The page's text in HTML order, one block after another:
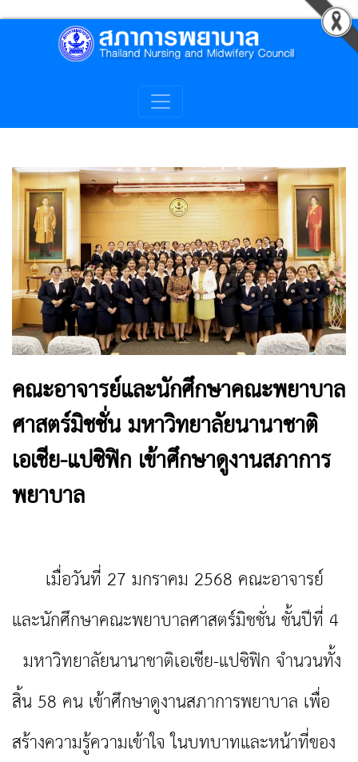
คณะอาจารย์และนักศึกษาคณะพยาบาล
ศาสตร์มิชชั่น มหาวิทยาลัยนานาชาติ
เอเชีย-แปซิฟิก เข้าศึกษาดูงานสภาการ
พยาบาล
เมื่อวันที่ 27 มกราคม 2568 คณะอาจารย์
และนักศึกษาคณะพยาบาลศาสตร์มิชชั่น ชั้นปีที่ 4
มหาวิทยาลัยนานาชาติเอเชีย-แปซิฟิก จำนวนทั้ง
สิ้น 58 คน เข้าศึกษาดูงานสภาการพยาบาล เพื่อ
สร้างความรู้ความเข้าใจ ในบทบาทและหน้าที่ของ